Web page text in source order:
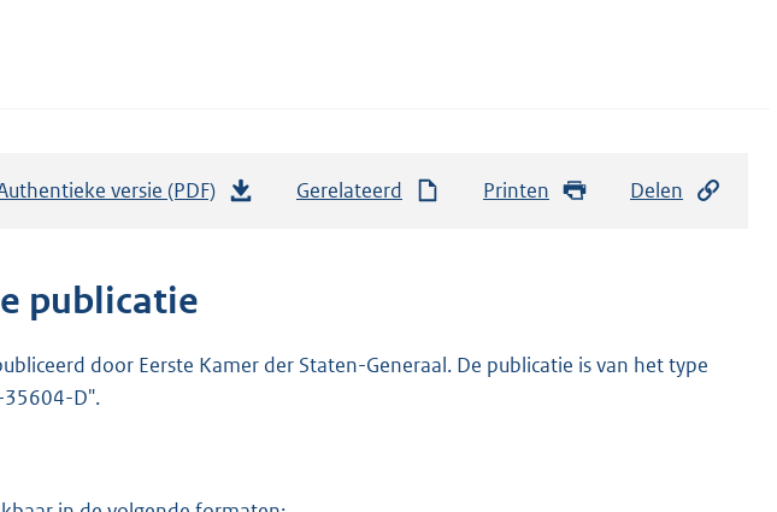
versie (PDF) Gerelateerd Printen Delen
publicatie
door Eerste Kamer der Staten-Generaal. De publicatie is van het type
35604-D".